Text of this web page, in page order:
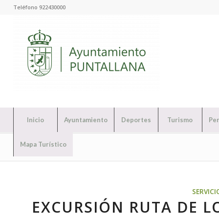
Teléfono 922430000
Inicio Ayuntamiento Deportes Turismo
Mapa Turístico
EXCURSIÓN RUTA DE